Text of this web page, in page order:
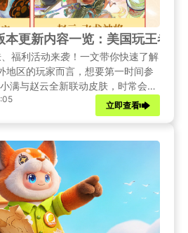
本更新内容一览：美国玩王者
福利活动来袭！一文带你快速了解
地区的玩家而言，想要第一时间参
满与赵云全新联动皮肤，时常会遇
时、对局延迟跳红等网络难题。本
讯，再结合海外游玩国服游戏的常
立即查看